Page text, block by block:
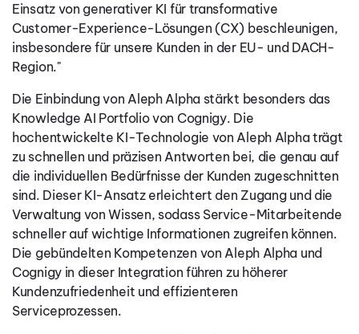
Einsatz von generativer KI für transformative
Customer-Experience-Lösungen (CX) beschleunigen,
insbesondere für unsere Kunden in der EU- und DACH-
Region."
Die Einbindung von Aleph Alpha stärkt besonders das
Knowledge AI Portfolio von Cognigy. Die
hochentwickelte KI-Technologie von Aleph Alpha trägt
zu schnellen und präzisen Antworten bei, die genau auf
die individuellen Bedürfnisse der Kunden zugeschnitten
sind. Dieser KI-Ansatz erleichtert den Zugang und die
Verwaltung von Wissen, sodass Service-Mitarbeitende
schneller auf wichtige Informationen zugreifen können.
Die gebündelten Kompetenzen von Aleph Alpha und
Cognigy in dieser Integration führen zu höherer
Kundenzufriedenheit und effizienteren
Serviceprozessen.